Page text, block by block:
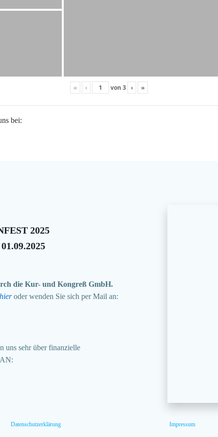
« ‹ von 3 › »
bei:
2025
die Kur- und Kongreß GmbH.
hieroder wenden Sie sich per Mail an:
uns sehr über finanzielle
Datenschutzerklärung Impressum